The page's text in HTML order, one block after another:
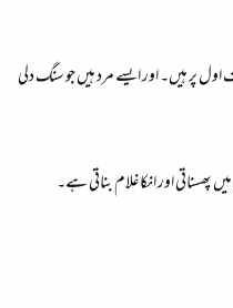
پر ہیں۔ اور ایسے مرد ہیں جو سنگ دلی
پھسناتی اور انکا غلام بناتی ہے۔